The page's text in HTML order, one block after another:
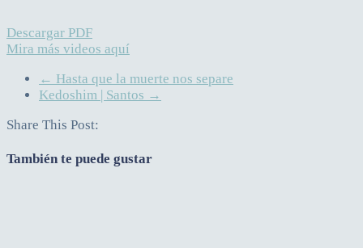
Descargar PDF
Mira más videos aquí
← Hasta que la muerte nos separe
Kedoshim | Santos →
Share This Post:
También te puede gustar